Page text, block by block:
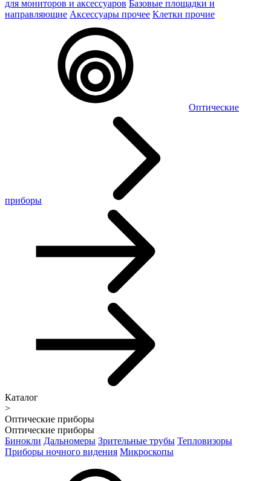
для мониторов и аксессуаров Базовые площадки и
направляющие Аксессуары прочее Клетки прочие
Оптические
приборы
Каталог
>
Оптические приборы
Оптические приборы
Бинокли Дальномеры Зрительные трубы Тепловизоры
Приборы ночного видения Микроскопы